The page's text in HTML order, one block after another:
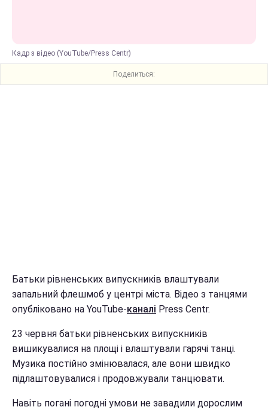
Кадр з відео (YouTube/Press Centr)
Поделиться:
Батьки рівненських випускників влаштували
запальний флешмоб у центрі міста. Відео з танцями
опубліковано на YouTube-каналі Press Centr.
23 червня батьки рівненських випускників
вишикувалися на площі і влаштували гарячі танці.
Музика постійно змінювалася, але вони швидко
підлаштовувалися і продовжували танцювати.
Навіть погані погодні умови не завадили дорослим